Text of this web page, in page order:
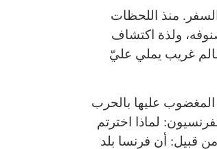
منذ اللحظات
ولذة اكتشاف
غريب يملي عليّ
عليها بالحرب
لماذا اخترتم
قبيل: أن فرنسا بلد